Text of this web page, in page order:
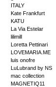
ITALY
Kate Frankfurt
KATU
La Via Estelar
lilimill
Loretta Pettinari
LOVEMARIA.ME
luis onofre
LuLubrand by NS
mac collection
MAGNETIQ11